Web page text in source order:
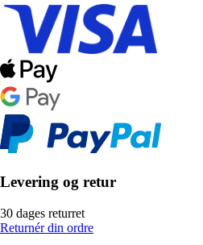
Levering og retur
30 dages returret
Returnér din ordre